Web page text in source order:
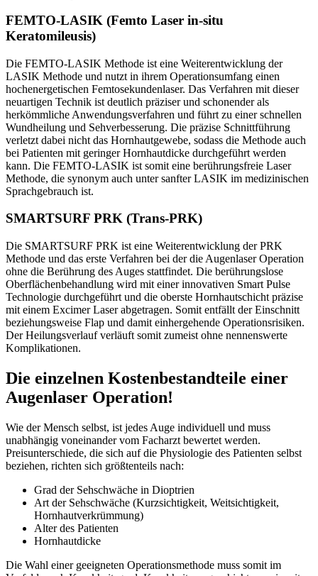
FEMTO-LASIK (Femto Laser in-situ
Keratomileusis)
Die FEMTO-LASIK Methode ist eine Weiterentwicklung der
LASIK Methode und nutzt in ihrem Operationsumfang einen
hochenergetischen Femtosekundenlaser. Das Verfahren mit dieser
neuartigen Technik ist deutlich präziser und schonender als
herkömmliche Anwendungsverfahren und führt zu einer schnellen
Wundheilung und Sehverbesserung. Die präzise Schnittführung
verletzt dabei nicht das Hornhautgewebe, sodass die Methode auch
bei Patienten mit geringer Hornhautdicke durchgeführt werden
kann. Die FEMTO-LASIK ist somit eine berührungsfreie Laser
Methode, die synonym auch unter sanfter LASIK im medizinischen
Sprachgebrauch ist.
SMARTSURF PRK (Trans-PRK)
Die SMARTSURF PRK ist eine Weiterentwicklung der PRK
Methode und das erste Verfahren bei der die Augenlaser Operation
ohne die Berührung des Auges stattfindet. Die berührungslose
Oberflächenbehandlung wird mit einer innovativen Smart Pulse
Technologie durchgeführt und die oberste Hornhautschicht präzise
mit einem Excimer Laser abgetragen. Somit entfällt der Einschnitt
beziehungsweise Flap und damit einhergehende Operationsrisiken.
Der Heilungsverlauf verläuft somit zumeist ohne nennenswerte
Komplikationen.
Die einzelnen Kostenbestandteile einer
Augenlaser Operation!
Wie der Mensch selbst, ist jedes Auge individuell und muss
unabhängig voneinander vom Facharzt bewertet werden.
Preisunterschiede, die sich auf die Physiologie des Patienten selbst
beziehen, richten sich größtenteils nach:
Grad der Sehschwäche in Dioptrien
Art der Sehschwäche (Kurzsichtigkeit, Weitsichtigkeit,
Hornhautverkrümmung)
Alter des Patienten
Hornhautdicke
Die Wahl einer geeigneten Operationsmethode muss somit im